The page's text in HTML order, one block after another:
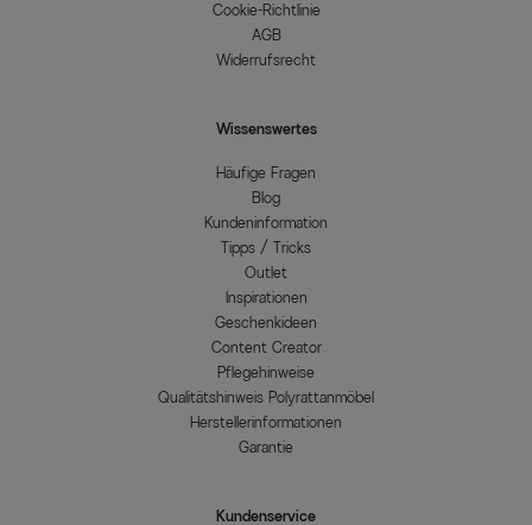
Cookie-Richtlinie
AGB
Widerrufsrecht
Wissenswertes
Häufige Fragen
Blog
Kundeninformation
Tipps / Tricks
Outlet
Inspirationen
Geschenkideen
Content Creator
Pflegehinweise
Qualitätshinweis Polyrattanmöbel
Herstellerinformationen
Garantie
Kundenservice